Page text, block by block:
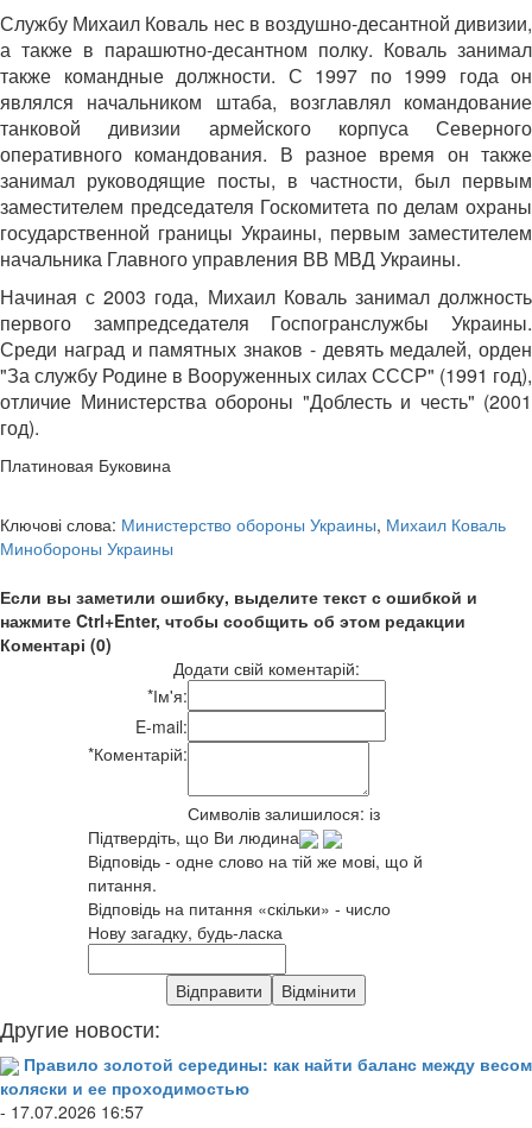
Службу Михаил Коваль нес в воздушно-десантной дивизии,
а также в парашютно-десантном полку. Коваль занимал
также командные должности. С 1997 по 1999 года он
являлся начальником штаба, возглавлял командование
танковой дивизии армейского корпуса Северного
оперативного командования. В разное время он также
занимал руководящие посты, в частности, был первым
заместителем председателя Госкомитета по делам охраны
государственной границы Украины, первым заместителем
начальника Главного управления ВВ МВД Украины.
Начиная с 2003 года, Михаил Коваль занимал должность
первого зампредседателя Госпогранслужбы Украины.
Среди наград и памятных знаков - девять медалей, орден
"За службу Родине в Вооруженных силах СССР" (1991 год),
отличие Министерства обороны "Доблесть и честь" (2001
год).
Платиновая Буковина
Ключові слова: Министерство обороны Украины, Михаил Коваль
Минобороны Украины
Если вы заметили ошибку, выделите текст с ошибкой и
нажмите Ctrl+Enter, чтобы сообщить об этом редакции
Коментарі (0)
Додати свій коментарій:
*Ім'я:
E-mail:
*Коментарій:
Символів залишилося: із
Підтвердіть, що Ви людина
Відповідь - одне слово на тій же мові, що й
питання.
Відповідь на питання «скільки» - число
Нову загадку, будь-ласка
Другие новости:
Правило золотой середины: как найти баланс между весом
коляски и ее проходимостью
- 17.07.2026 16:57